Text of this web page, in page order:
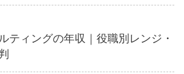
ティングの年収｜役職別レンジ・